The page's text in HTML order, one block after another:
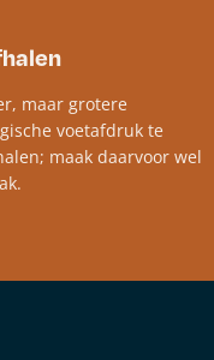
maar grotere
voetafdruk te
maak daarvoor wel